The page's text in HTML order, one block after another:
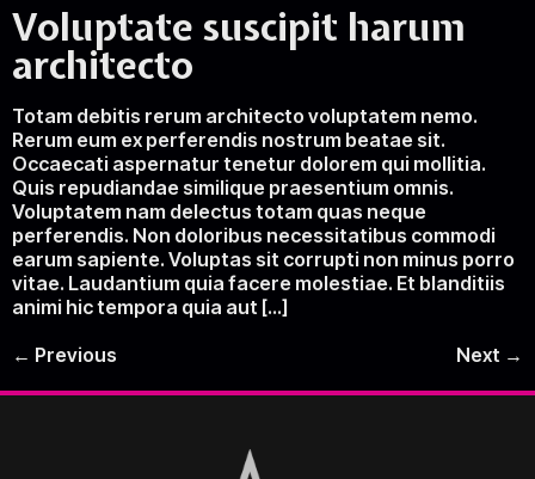
Voluptate suscipit harum
architecto
Totam debitis rerum architecto voluptatem nemo.
Rerum eum ex perferendis nostrum beatae sit.
Occaecati aspernatur tenetur dolorem qui mollitia.
Quis repudiandae similique praesentium omnis.
Voluptatem nam delectus totam quas neque
perferendis. Non doloribus necessitatibus commodi
earum sapiente. Voluptas sit corrupti non minus porro
vitae. Laudantium quia facere molestiae. Et blanditiis
animi hic tempora quia aut […]
← Previous Next →